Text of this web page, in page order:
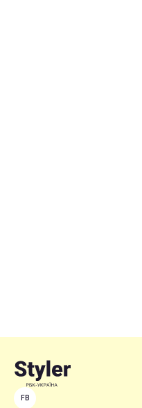
FB